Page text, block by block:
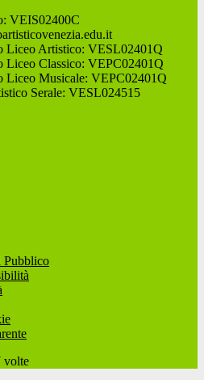
VEIS02400C
Liceo Artistico: VESL02401Q
Liceo Classico: VEPC02401Q
Liceo Musicale: VEPC02401Q
Serale: VESL024515
volte